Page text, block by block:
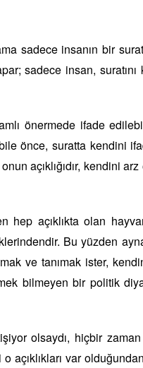
sadece insanın bir
sadece insan, suratını
önermede ifade
önce, suratta kendini
açıklığıdır, kendini
hep açıklıkta olan
Bu yüzden
ve tanımak ister,
bilmeyen bir politik
olsaydı, hiçbir
var